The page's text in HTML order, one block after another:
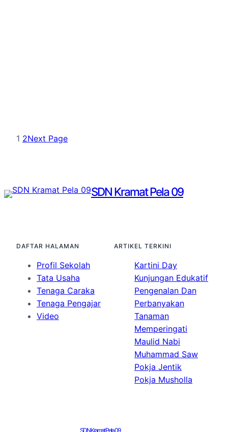
1 2Next Page
SDN Kramat Pela 09
DAFTAR HALAMAN
Profil Sekolah
Tata Usaha
Tenaga Caraka
Tenaga Pengajar
Video
ARTIKEL TERKINI
Kartini Day
Kunjungan Edukatif
Pengenalan Dan
Perbanyakan
Tanaman
Memperingati
Maulid Nabi
Muhammad Saw
Pokja Jentik
Pokja Musholla
SDN Kramat Pela 09